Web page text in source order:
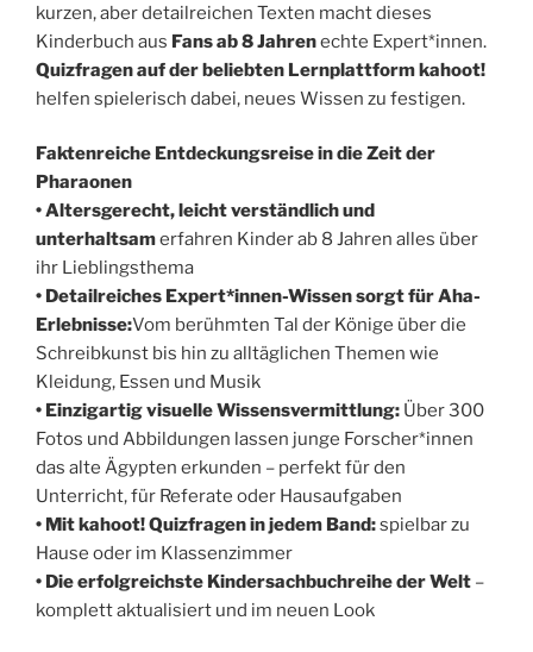
kurzen, aber detailreichen Texten macht dieses
Kinderbuch aus Fans ab 8 Jahrenechte Expert*innen.
Quizfragen auf der beliebten Lernplattform kahoot!
helfen spielerisch dabei, neues Wissen zu festigen.
Faktenreiche Entdeckungsreise in die Zeit der
Pharaonen
• Altersgerecht, leicht verständlich und
unterhaltsamerfahren Kinder ab 8 Jahren alles über
ihr Lieblingsthema
• Detailreiches Expert*innen-Wissen sorgt für Aha-
Erlebnisse:Vom berühmten Tal der Könige über die
Schreibkunst bis hin zu alltäglichen Themen wie
Kleidung, Essen und Musik
• Einzigartig visuelle Wissensvermittlung: Über 300
Fotos und Abbildungen lassen junge Forscher*innen
das alte Ägypten erkunden – perfekt für den
Unterricht, für Referate oder Hausaufgaben
• Mit kahoot! Quizfragen in jedem Band:spielbar zu
Hause oder im Klassenzimmer
• Die erfolgreichste Kindersachbuchreihe der Welt –
komplett aktualisiert und im neuen Look